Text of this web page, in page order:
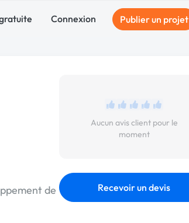
Connexion Publier un projet
de
Aucun avis client pour le
moment
Recevoir un devis